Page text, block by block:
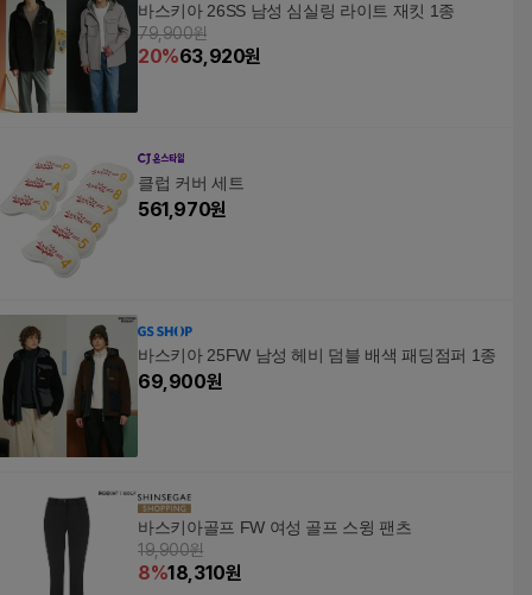
바스키아 26SS 남성 심실링 라이트 재킷 1종
79,900원
20%63,920원
클럽 커버 세트
561,970원
바스키아 25FW 남성 헤비 덤블 배색 패딩점퍼 1종
69,900원
바스키아골프 FW 여성 골프 스윙 팬츠
19,900원
8%18,310원